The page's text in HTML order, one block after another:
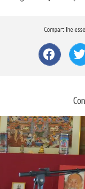
Compartilhe